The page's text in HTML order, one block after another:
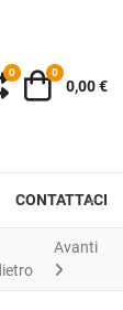
preferiti
Compara
0 Carrello
0
0,00 €
CONTATTACI
Avanti